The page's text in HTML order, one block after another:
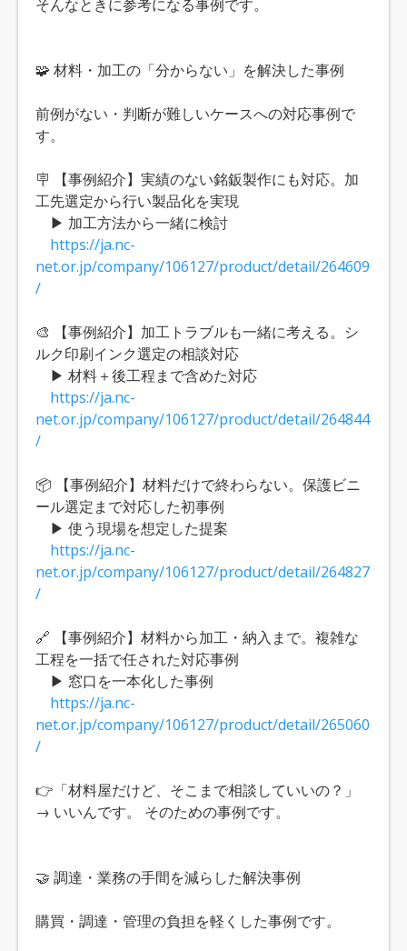
そんなときに参考になる事例です。
🧩 材料・加工の「分からない」を解決した事例
前例がない・判断が難しいケースへの対応事例で
す。
🪧 【事例紹介】実績のない銘鈑製作にも対応。加
工先選定から行い製品化を実現
▶ 加工方法から一緒に検討
https://ja.nc-
net.or.jp/company/106127/product/detail/264609
/
🎨 【事例紹介】加工トラブルも一緒に考える。シ
ルク印刷インク選定の相談対応
▶ 材料＋後工程まで含めた対応
https://ja.nc-
net.or.jp/company/106127/product/detail/264844
/
📦 【事例紹介】材料だけで終わらない。保護ビニ
ール選定まで対応した初事例
▶ 使う現場を想定した提案
https://ja.nc-
net.or.jp/company/106127/product/detail/264827
/
🔗 【事例紹介】材料から加工・納入まで。複雑な
工程を一括で任された対応事例
▶ 窓口を一本化した事例
https://ja.nc-
net.or.jp/company/106127/product/detail/265060
/
👉「材料屋だけど、そこまで相談していいの？」
→ いいんです。 そのための事例です。
🤝 調達・業務の手間を減らした解決事例
購買・調達・管理の負担を軽くした事例です。